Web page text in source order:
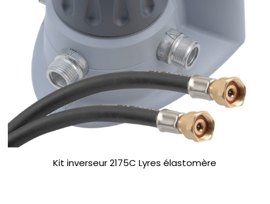
Kit inverseur 2175C Lyres élastomère